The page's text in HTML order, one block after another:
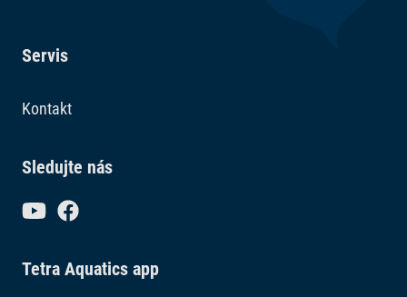
Servis
Kontakt
Sledujte nás
Tetra Aquatics app